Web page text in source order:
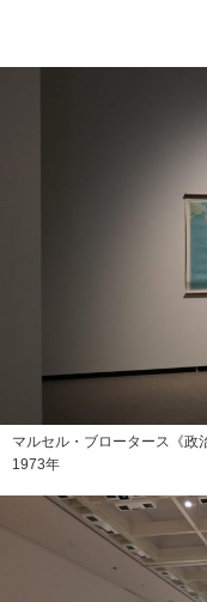
マルセル・ブロータース《政
1973年